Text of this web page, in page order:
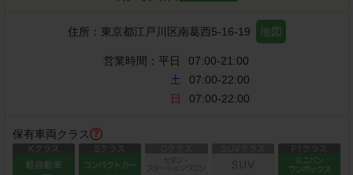
住所： 東京都江戸川区南葛西5-16-19 地図
営業時間： 平日
07:00-21:00
土
07:00-22:00
日
07:00-22:00
保有車両クラス